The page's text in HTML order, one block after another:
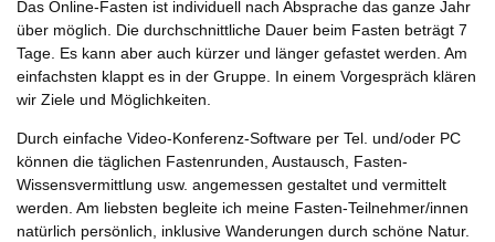
Das Online-Fasten ist individuell nach Absprache das ganze Jahr
über möglich. Die durchschnittliche Dauer beim Fasten beträgt 7
Tage. Es kann aber auch kürzer und länger gefastet werden. Am
einfachsten klappt es in der Gruppe. In einem Vorgespräch klären
wir Ziele und Möglichkeiten.
Durch einfache Video-Konferenz-Software per Tel. und/oder PC
können die täglichen Fastenrunden, Austausch, Fasten-
Wissensvermittlung usw. angemessen gestaltet und vermittelt
werden. Am liebsten begleite ich meine Fasten-Teilnehmer/innen
natürlich persönlich, inklusive Wanderungen durch schöne Natur.